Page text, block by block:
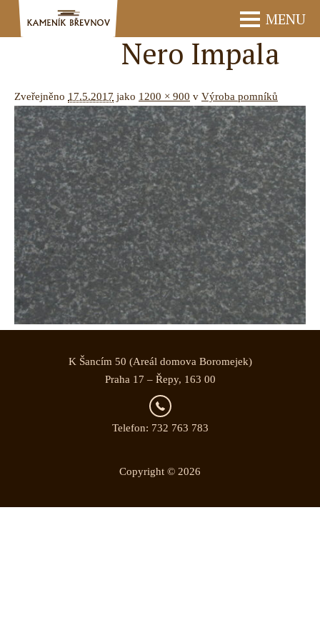
MENU
Nero Impala
Zveřejněno 17.5.2017 jako 1200 × 900 v Výroba pomníků
K Šancím 50 (Areál domova Boromejek)
Praha 17 – Řepy, 163 00
Telefon: 732 763 783
Copyright © 2026